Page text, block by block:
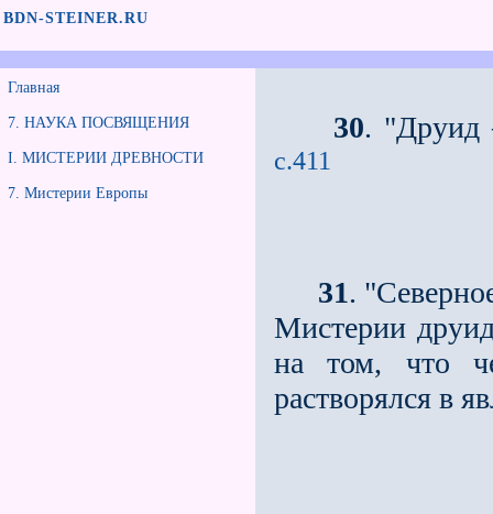
BDN-STEINER.RU
Главная
7. НАУКА ПОСВЯЩЕНИЯ
I. МИСТЕРИИ ДРЕВНОСТИ
7. Мистерии Европы
30. "Друид
с.411
31.
Мистерии
на том, что
растворялся в